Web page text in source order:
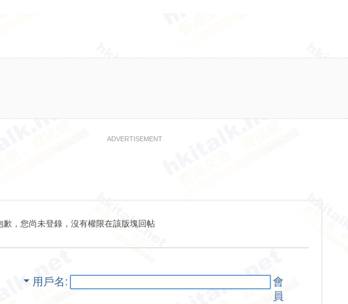
ADVERTISEMENT
歉，您尚未登錄，沒有權限在該版塊回帖
用戶名
會
員